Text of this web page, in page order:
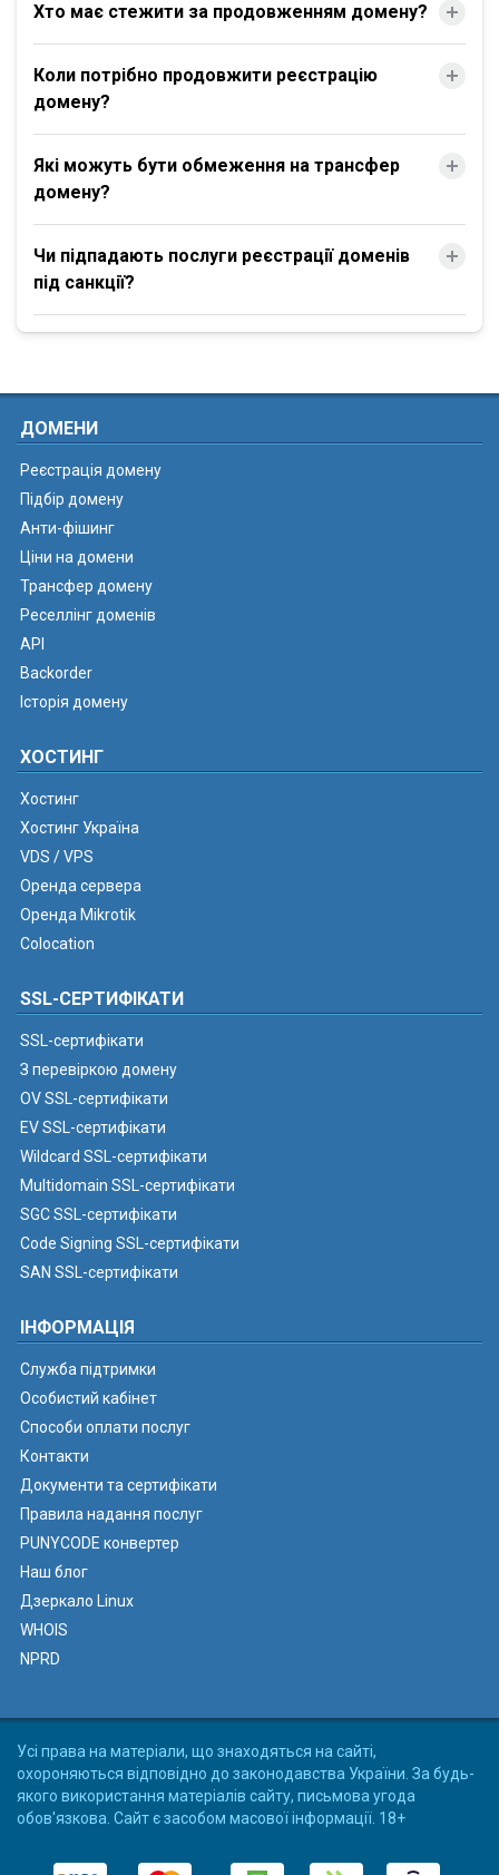
Хто має стежити за продовженням домену?
Коли потрібно продовжити реєстрацію
домену?
Які можуть бути обмеження на трансфер
домену?
Чи підпадають послуги реєстрації доменів
під санкції?
ДОМЕНИ
Реєстрація домену
Підбір домену
Анти-фішинг
Ціни на домени
Трансфер домену
Реселлінг доменів
API
Backorder
Історія домену
ХОСТИНГ
Хостинг
Хостинг Україна
VDS / VPS
Оренда сервера
Оренда Mikrotik
Colocation
SSL-СЕРТИФІКАТИ
SSL-сертифікати
З перевіркою домену
OV SSL-сертифікати
EV SSL-сертифікати
Wildcard SSL-сертифікати
Multidomain SSL-сертифікати
SGC SSL-сертифікати
Code Signing SSL-сертифікати
SAN SSL-сертифікати
ІНФОРМАЦІЯ
Служба підтримки
Особистий кабінет
Способи оплати послуг
Контакти
Документи та сертифікати
Правила надання послуг
PUNYCODE конвертер
Наш блог
Дзеркало Linux
WHOIS
NPRD
Усі права на матеріали, що знаходяться на сайті,
охороняються відповідно до законодавства України. За будь-
якого використання матеріалів сайту, письмова угода
обов'язкова. Сайт є засобом масової інформації. 18+